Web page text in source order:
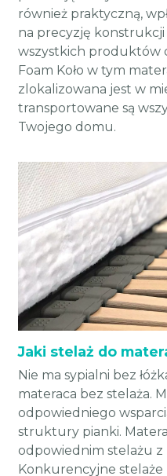
również praktyczną,
na precyzję konstrukcji
wszystkich produktów
Foam Koło w tym
zlokalizowana jest w
transportowane są
Twojego domu.
Jaki stelaż do
Nie ma sypialni bez
materaca bez stelaża.
odpowiedniego
struktury pianki.
odpowiednim stelażu z
Konkurencyjne stelaże